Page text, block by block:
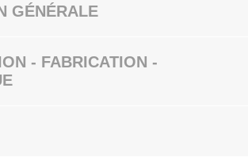
GÉNÉRALE
- FABRICATION -